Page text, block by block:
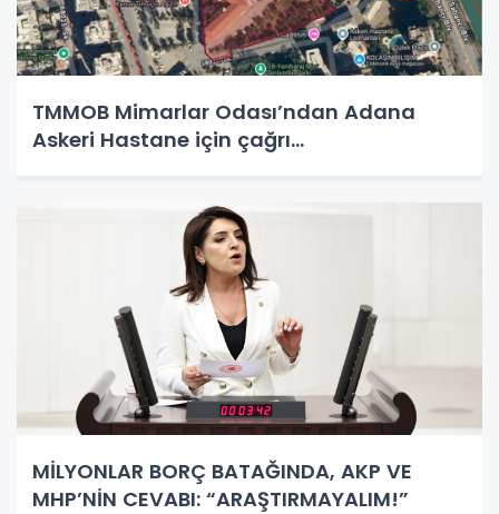
TMMOB Mimarlar Odası’ndan Adana
Askeri Hastane için çağrı…
MİLYONLAR BORÇ BATAĞINDA, AKP VE
MHP’NİN CEVABI: “ARAŞTIRMAYALIM!”